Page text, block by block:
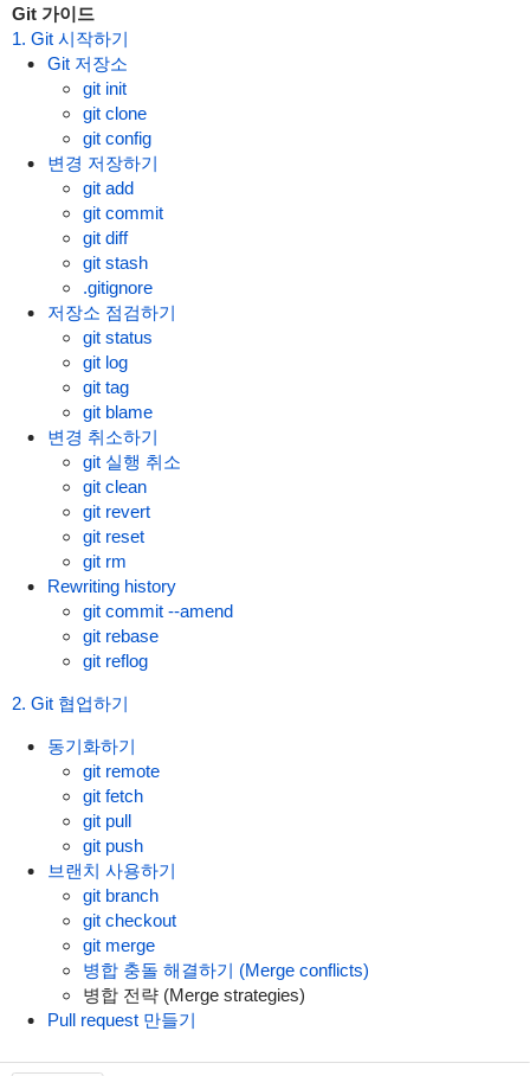
Git 가이드
1. Git 시작하기
Git 저장소
git init
git clone
git config
변경 저장하기
git add
git commit
git diff
git stash
.gitignore
저장소 점검하기
git status
git log
git tag
git blame
변경 취소하기
git 실행 취소
git clean
git revert
git reset
git rm
Rewriting history
git commit --amend
git rebase
git reflog
2. Git 협업하기
동기화하기
git remote
git fetch
git pull
git push
브랜치 사용하기
git branch
git checkout
git merge
병합 충돌 해결하기 (Merge conflicts)
병합 전략 (Merge strategies)
Pull request 만들기